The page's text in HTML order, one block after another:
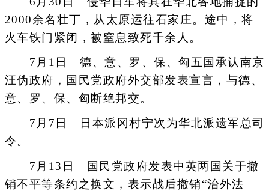
2000余名壮丁，从太原运往石家庄。途中，将
火车铁门紧闭，被窒息致死千余人。
7月1日 德、意、罗、保、匈五国承认南京
汪伪政府，国民党政府外交部发表宣言，与德、
意、罗、保、匈断绝邦交。
7月7日 日本派冈村宁次为华北派遗军总司
令。
7月13日 国民党政府发表中英两国关于撤
销不平等条约之换文，表示战后撤销“治外法